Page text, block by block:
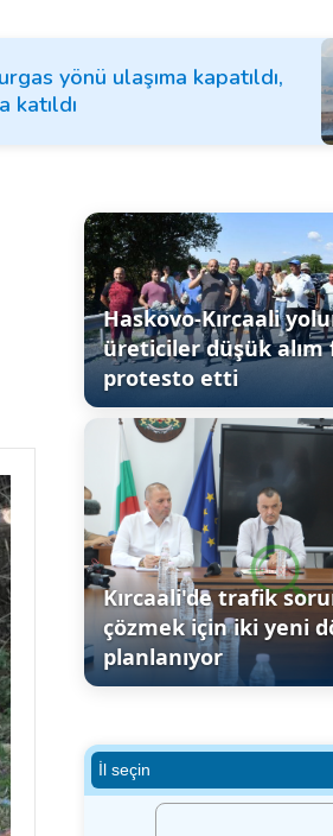
yönü ulaşıma kapatıldı,
katıldı
Haskovo-Kırcaali
üreticiler düşük alım
protesto etti
Kırcaali'de trafik
çözmek için iki yeni
planlanıyor